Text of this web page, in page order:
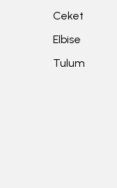
Ceket
Elbise
Tulum